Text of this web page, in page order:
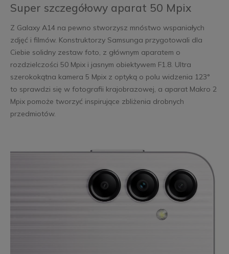
Super szczegółowy aparat 50 Mpix
Z Galaxy A14 na pewno stworzysz mnóstwo wspaniałych
zdjęć i filmów. Konstruktorzy Samsunga przygotowali dla
Ciebie solidny zestaw foto, z głównym aparatem o
rozdzielczości 50 Mpix i jasnym obiektywem F1.8. Ultra
szerokokątna kamera 5 Mpix z optyką o polu widzenia 123°
to sprawdzi się w fotografii krajobrazowej, a aparat Makro 2
Mpix pomoże tworzyć inspirujące zbliżenia drobnych
przedmiotów.